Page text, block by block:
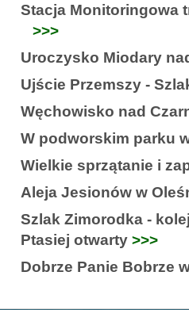
Stacja Monitoringowa
>>>
Uroczysko Miodary
Ujście Przemszy -
Węchowisko nad
W podworskim parku
Wielkie sprzątanie i
Aleja Jesionów w
Szlak Zimorodka -
Ptasiej otwarty >>>
Dobrze Panie Bobrze